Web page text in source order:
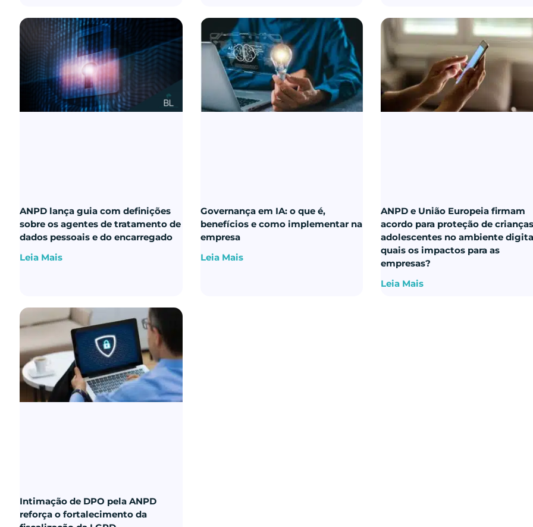
ANPD lança guia com definições
sobre os agentes de tratamento de
dados pessoais e do encarregado
Leia Mais
Governança em IA: o que é,
benefícios e como implementar na
empresa
Leia Mais
ANPD e União Europeia firmam
acordo para proteção de
adolescentes no ambiente
quais os impactos para as
empresas?
Leia Mais
Intimação de DPO pela ANPD
reforça o fortalecimento da